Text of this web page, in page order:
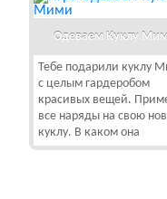
Одеваем Куклу
Тебе подарили куклу
с целым гардеробом
красивых вещей.
все наряды на свою
куклу. В каком она